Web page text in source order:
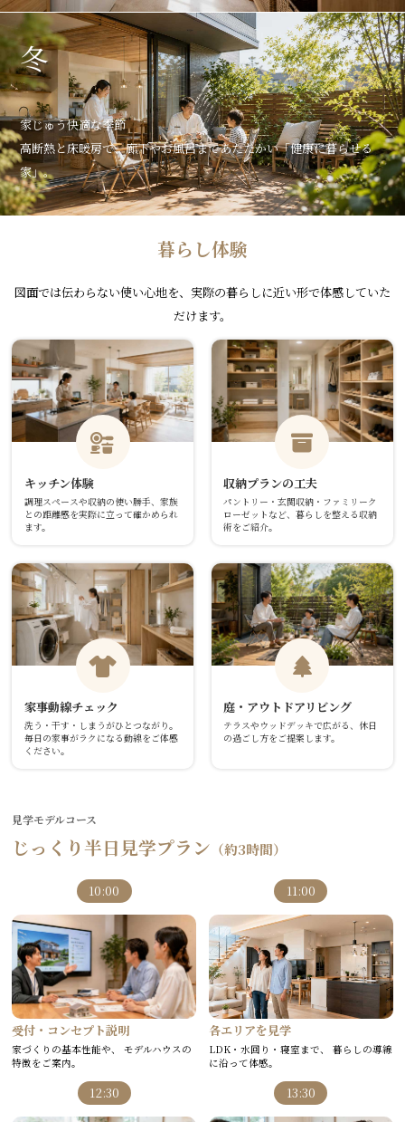
冬
家じゅう快適な季節
高断熱と床暖房で、廊下やお風呂まであたたかい「健康に暮らせる
家」。
暮らし体験
図面では伝わらない使い心地を、実際の暮らしに近い形で体感していた
だけます。
キッチン体験
調理スペースや収納の使い勝手、家族
との距離感を実際に立って確かめられ
ます。
収納プランの工夫
パントリー・玄関収納・ファミリーク
ローゼットなど、暮らしを整える収納
術をご紹介。
家事動線チェック
洗う・干す・しまうがひとつながり。
毎日の家事がラクになる動線をご体感
ください。
庭・アウトドアリビング
テラスやウッドデッキで広がる、休日
の過ごし方をご提案します。
見学モデルコース
じっくり半日見学プラン （約3時間）
10:00
受付・コンセプト説明
家づくりの基本性能や、 モデルハウスの
特徴をご案内。
11:00
各エリアを見学
LDK・水回り・寝室まで、 暮らしの導線
に沿って体感。
12:30 13:30